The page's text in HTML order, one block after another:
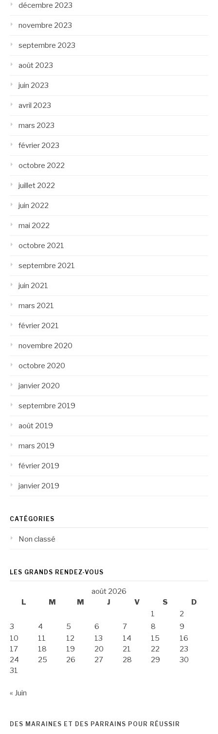
décembre 2023
novembre 2023
septembre 2023
août 2023
juin 2023
avril 2023
mars 2023
février 2023
octobre 2022
juillet 2022
juin 2022
mai 2022
octobre 2021
septembre 2021
juin 2021
mars 2021
février 2021
novembre 2020
octobre 2020
janvier 2020
septembre 2019
août 2019
mars 2019
février 2019
janvier 2019
CATÉGORIES
Non classé
LES GRANDS RENDEZ-VOUS
août 2026
L
M M J V S
D
1
2
3
4 5 6 7 8
9
10
11 12 13 14 15
16
17
18 19 20 21 22
23
24
25 26 27 28 29
30
31
« Juin
DES MARAINES ET DES PARRAINS POUR RÉUSSIR